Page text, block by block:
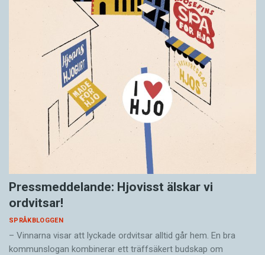
Pressmeddelande: Hjovisst älskar vi
ordvitsar!
SPRÅKBLOGGEN
– Vinnarna visar att lyckade ordvitsar alltid går hem. En bra
kommunslogan kombinerar ett träffsäkert budskap om